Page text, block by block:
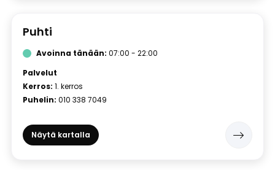
Puhti
Avoinna tänään: 07:00 - 22:00
Palvelut
Kerros: 1. kerros
Puhelin: 010 338 7049
Näytä kartalla